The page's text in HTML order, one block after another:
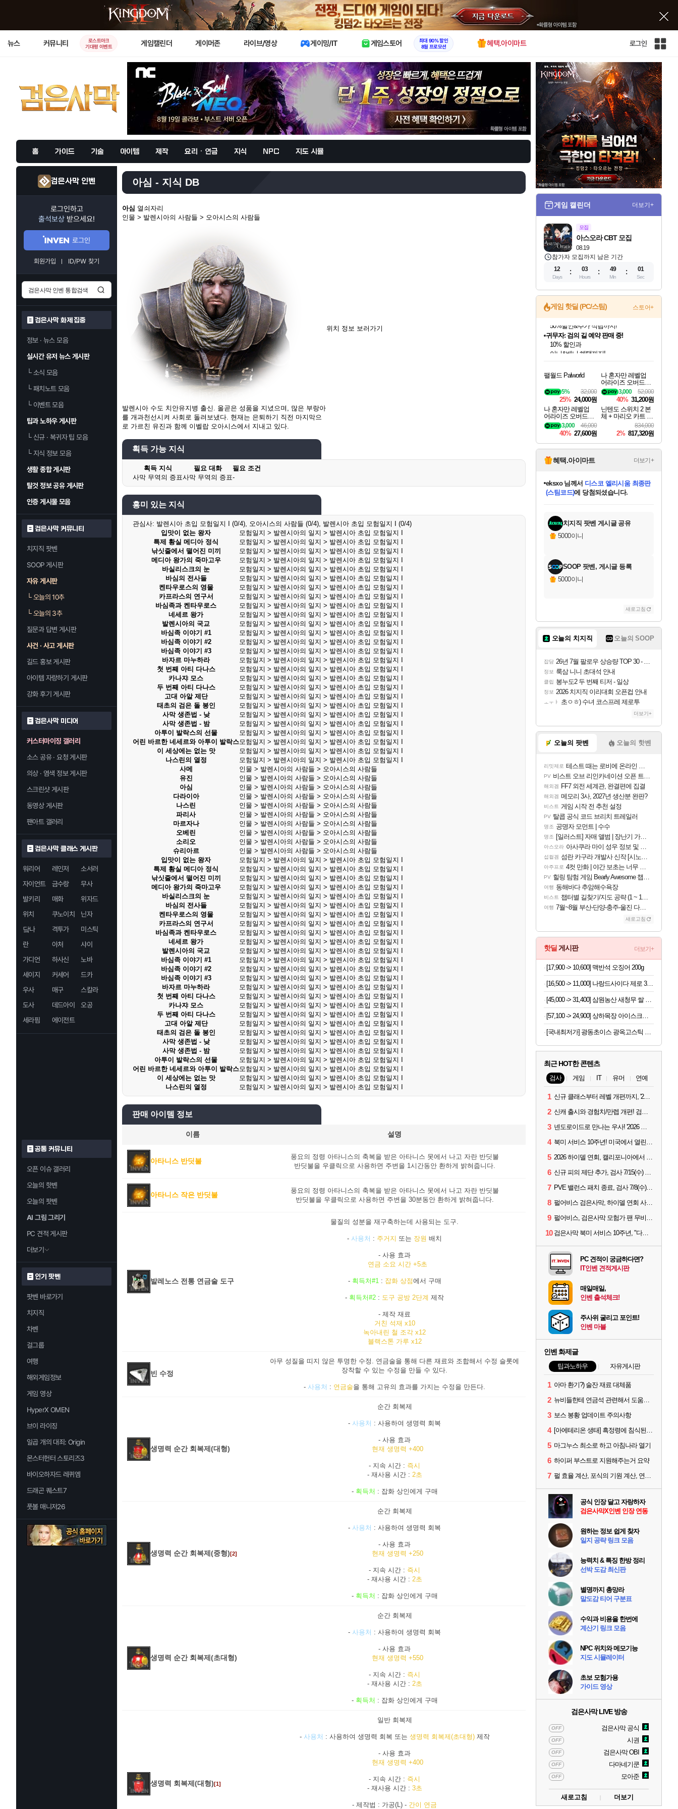
X
뉴스 커뮤니티
로스트아크
기대평 이벤트
게임캘린더 게이머존 라이브/영상 게이밍/IT 게임스토어
최대 90% 할인
8월 프로모션
혜택.아이마트 로그인
인
전
체
사
이
트
맵
홈 가이드 기술 아이템 제작 요리 · 연금 지식 NPC 지도 시뮬
검은사막 인벤
로그인하고
출석보상 받으세요!
로그인
회원가입 ID/PW 찾기
검은사막 화제 집중
정보 · 뉴스 모음
실시간 유저 뉴스 게시판
└소식 모음
└패치노트 모음
└이벤트 모음
팁과 노하우 게시판
└신규 · 복귀자 팁 모음
└지식 정보 모음
생활 종합 게시판
탈것 정보 공유 게시판
인증 게시물 모음
검은사막 커뮤니티
치지직 팟벤
SOOP 게시판
자유 게시판
└오늘의 10추
└오늘의 3추
질문과 답변 게시판
사건 · 사고 게시판
길드 홍보 게시판
아이템 자랑하기 게시판
강화 후기 게시판
검은사막 미디어
커스터마이징 갤러리
소스 공유 · 요청 게시판
의상 · 염색 정보 게시판
스크린샷 게시판
동영상 게시판
팬아트 갤러리
검은사막 클래스 게시판
워리어 레인저
소서러
자이언트
금수랑
무사
발키리
매화
위자드
위치
쿠노이치
닌자
닼나
격투가
미스틱
란
아처
샤이
가디언
하사신
노바
세이지
커세어
드카
우사
매구
스칼라
도사
데드아이
오공
세라핌
에이전트
공통 커뮤니티
오픈 이슈 갤러리
오늘의 핫벤
오늘의 팟벤
AI 그림 그리기
PC 견적 게시판
더보기
인기 팟벤
팟벤 바로가기
치지직
차벤
걸그룹
여행
해외게임정보
게임 영상
HyperX OMEN
브이 라이징
일곱 개의 대죄: Origin
몬스터헌터 스토리즈3
바이오하자드 레퀴엠
드래곤 퀘스트7
풋볼 매니저26
아심 - 지식 DB
아심 열쇠자리
인물 > 발렌시아의 사람들 > 오아시스의 사람들
발렌시아 수도 치안유지병 출신. 올곧은 성품을 지녔으며, 많은 부랑아
를 개과천선시켜 사회로 돌려보냈다. 현재는 은퇴하기 직전 마지막으
로 가르친 유진과 함께 이벨랍 오아시스에서 지내고 있다.
위치 정보 보러가기
획득 가능 지식
획득 지식 필요 대화
필요 조건
사막 무역의 증표사막 무역의 증표-
흥미 있는 지식
관심사: 발렌시아 초입 모험일지 I (0/4), 오아시스의 사람들 (0/4), 발렌시아 초입 모험일지 I (0/4)
입맛이 없는 왕자
모험일지 > 발렌시아의 일지 > 발렌시아 초입 모험일지 I
특제 황실 메디아 정식
모험일지 > 발렌시아의 일지 > 발렌시아 초입 모험일지 I
낚싯줄에서 떨어진 미끼
모험일지 > 발렌시아의 일지 > 발렌시아 초입 모험일지 I
메디아 왕가의 죽마고우
모험일지 > 발렌시아의 일지 > 발렌시아 초입 모험일지 I
바실리스크의 눈
모험일지 > 발렌시아의 일지 > 발렌시아 초입 모험일지 I
바심의 전사들
모험일지 > 발렌시아의 일지 > 발렌시아 초입 모험일지 I
켄타우로스의 영물
모험일지 > 발렌시아의 일지 > 발렌시아 초입 모험일지 I
카프라스의 연구서
모험일지 > 발렌시아의 일지 > 발렌시아 초입 모험일지 I
바심족과 켄타우로스
모험일지 > 발렌시아의 일지 > 발렌시아 초입 모험일지 I
네세르 왕가
모험일지 > 발렌시아의 일지 > 발렌시아 초입 모험일지 I
발렌시아의 국교
모험일지 > 발렌시아의 일지 > 발렌시아 초입 모험일지 I
바심족 이야기 #1
모험일지 > 발렌시아의 일지 > 발렌시아 초입 모험일지 I
바심족 이야기 #2
모험일지 > 발렌시아의 일지 > 발렌시아 초입 모험일지 I
바심족 이야기 #3
모험일지 > 발렌시아의 일지 > 발렌시아 초입 모험일지 I
바자르 마누하라
모험일지 > 발렌시아의 일지 > 발렌시아 초입 모험일지 I
첫 번째 아티 다나스
모험일지 > 발렌시아의 일지 > 발렌시아 초입 모험일지 I
카나쟈 모스
모험일지 > 발렌시아의 일지 > 발렌시아 초입 모험일지 I
두 번째 아티 다나스
모험일지 > 발렌시아의 일지 > 발렌시아 초입 모험일지 I
고대 아알 제단
모험일지 > 발렌시아의 일지 > 발렌시아 초입 모험일지 I
태초의 검은 돌 봉인
모험일지 > 발렌시아의 일지 > 발렌시아 초입 모험일지 I
사막 생존법 - 낮
모험일지 > 발렌시아의 일지 > 발렌시아 초입 모험일지 I
사막 생존법 - 밤
모험일지 > 발렌시아의 일지 > 발렌시아 초입 모험일지 I
아투이 발락스의 선물
모험일지 > 발렌시아의 일지 > 발렌시아 초입 모험일지 I
어린 바르한 네세르와 아투이 발락스모험일지 > 발렌시아의 일지 > 발렌시아 초입 모험일지 I
이 세상에는 없는 맛
모험일지 > 발렌시아의 일지 > 발렌시아 초입 모험일지 I
나스린의 열정
모험일지 > 발렌시아의 일지 > 발렌시아 초입 모험일지 I
사메
인물 > 발렌시아의 사람들 > 오아시스의 사람들
유진
인물 > 발렌시아의 사람들 > 오아시스의 사람들
아심
인물 > 발렌시아의 사람들 > 오아시스의 사람들
다라이아
인물 > 발렌시아의 사람들 > 오아시스의 사람들
나스린
인물 > 발렌시아의 사람들 > 오아시스의 사람들
파리사
인물 > 발렌시아의 사람들 > 오아시스의 사람들
마르자나
인물 > 발렌시아의 사람들 > 오아시스의 사람들
오베린
인물 > 발렌시아의 사람들 > 오아시스의 사람들
소리오
인물 > 발렌시아의 사람들 > 오아시스의 사람들
슈리아르
인물 > 발렌시아의 사람들 > 오아시스의 사람들
입맛이 없는 왕자
모험일지 > 발렌시아의 일지 > 발렌시아 초입 모험일지 I
특제 황실 메디아 정식
모험일지 > 발렌시아의 일지 > 발렌시아 초입 모험일지 I
낚싯줄에서 떨어진 미끼
모험일지 > 발렌시아의 일지 > 발렌시아 초입 모험일지 I
메디아 왕가의 죽마고우
모험일지 > 발렌시아의 일지 > 발렌시아 초입 모험일지 I
바실리스크의 눈
모험일지 > 발렌시아의 일지 > 발렌시아 초입 모험일지 I
바심의 전사들
모험일지 > 발렌시아의 일지 > 발렌시아 초입 모험일지 I
켄타우로스의 영물
모험일지 > 발렌시아의 일지 > 발렌시아 초입 모험일지 I
카프라스의 연구서
모험일지 > 발렌시아의 일지 > 발렌시아 초입 모험일지 I
바심족과 켄타우로스
모험일지 > 발렌시아의 일지 > 발렌시아 초입 모험일지 I
네세르 왕가
모험일지 > 발렌시아의 일지 > 발렌시아 초입 모험일지 I
발렌시아의 국교
모험일지 > 발렌시아의 일지 > 발렌시아 초입 모험일지 I
바심족 이야기 #1
모험일지 > 발렌시아의 일지 > 발렌시아 초입 모험일지 I
바심족 이야기 #2
모험일지 > 발렌시아의 일지 > 발렌시아 초입 모험일지 I
바심족 이야기 #3
모험일지 > 발렌시아의 일지 > 발렌시아 초입 모험일지 I
바자르 마누하라
모험일지 > 발렌시아의 일지 > 발렌시아 초입 모험일지 I
첫 번째 아티 다나스
모험일지 > 발렌시아의 일지 > 발렌시아 초입 모험일지 I
카나쟈 모스
모험일지 > 발렌시아의 일지 > 발렌시아 초입 모험일지 I
두 번째 아티 다나스
모험일지 > 발렌시아의 일지 > 발렌시아 초입 모험일지 I
고대 아알 제단
모험일지 > 발렌시아의 일지 > 발렌시아 초입 모험일지 I
태초의 검은 돌 봉인
모험일지 > 발렌시아의 일지 > 발렌시아 초입 모험일지 I
사막 생존법 - 낮
모험일지 > 발렌시아의 일지 > 발렌시아 초입 모험일지 I
사막 생존법 - 밤
모험일지 > 발렌시아의 일지 > 발렌시아 초입 모험일지 I
아투이 발락스의 선물
모험일지 > 발렌시아의 일지 > 발렌시아 초입 모험일지 I
어린 바르한 네세르와 아투이 발락스모험일지 > 발렌시아의 일지 > 발렌시아 초입 모험일지 I
이 세상에는 없는 맛
모험일지 > 발렌시아의 일지 > 발렌시아 초입 모험일지 I
나스린의 열정
모험일지 > 발렌시아의 일지 > 발렌시아 초입 모험일지 I
판매 아이템 정보
이름 설명
아타니스 반딧불
풍요의 정령 아타니스의 축복을 받은 아타니스 못에서 나고 자란 반딧불
반딧불을 우클릭으로 사용하면 주변을 1시간동안 환하게 밝혀줍니다.
아타니스 작은 반딧불
풍요의 정령 아타니스의 축복을 받은 아타니스 못에서 나고 자란 반딧불
반딧불을 우클릭으로 사용하면 주변을 30분동안 환하게 밝혀줍니다.
발레노스 전통 연금술 도구
물질의 성분을 재구축하는데 사용되는 도구.
- 사용처 : 주거지 또는 장원 배치
- 사용 효과
연금 소요 시간 +5초
- 획득처#1: 잡화 상점에서 구매
- 획득처#2 : 도구 공방 2단계 제작
- 제작 재료
거친 석재 x10
녹아내린 철 조각 x12
블랙스톤 가루 x12
빈 수정
아무 성질을 띠지 않은 투명한 수정. 연금술을 통해 다른 재료와 조합해서 수정 슬롯에
장착할 수 있는 수정을 만들 수 있다.
- 사용처 : 연금술을 통해 고유의 효과를 가지는 수정을 만든다.
생명력 순간 회복제(대형)
순간 회복제
- 사용처 : 사용하여 생명력 회복
- 사용 효과
현재 생명력 +400
- 지속 시간 : 즉시
- 재사용 시간 : 2초
- 획득처 : 잡화 상인에게 구매
생명력 순간 회복제(중형)[2]
순간 회복제
- 사용처 : 사용하여 생명력 회복
- 사용 효과
현재 생명력 +250
- 지속 시간 : 즉시
- 재사용 시간 : 2초
- 획득처 : 잡화 상인에게 구매
생명력 순간 회복제(초대형)
순간 회복제
- 사용처 : 사용하여 생명력 회복
- 사용 효과
현재 생명력 +550
- 지속 시간 : 즉시
- 재사용 시간 : 2초
- 획득처 : 잡화 상인에게 구매
생명력 회복제(대형)[1]
일반 회복제
- 사용처 : 사용하여 생명력 회복 또는 생명력 회복제(초대형)제작
- 사용 효과
현재 생명력 +400
- 지속 시간 : 즉시
- 재사용 시간 : 3초
- 제작법 : 가공(L) - 간이 연금
게임 캘린더 더보기+
모집
08.19
아스오라 CBT 모집
참가자 모집까지 남은 기간
12
Days
03
Hours
49
Min
00
Sec
게임 핫딜 (PC/스팀) 스토어+
최대 90% 할인가를 만나보세요!
네이버혜택과 함께 만나보세요!
50%할인&추가 적립까지!
귀무자: 검의 길 예약 판매 중!
10% 할인과
이니&베니 혜택까지!
네이버 혜택가와 함께 예약하세요!
할인&네이버혜택으로 만나보세요!
네이버페이 혜택과 만나보세요!
40주년 프로모션으로 만나보세요!
네이버 포인트 혜택까지!
할인가에 만나보세요!
일부 에디션 상시 할인!
혜택으로 예약 판매 중
편안하게 충전하세요
팰월드 Palworld
32,000
5%
25% 24,000원
나 혼자만 레벨업
어라이즈 오버드라
이브 디럭스 에디션
Solo Leveling Arise
Overdrive Deluxe Edi
tion
52,000
3,000
40% 31,200원
나 혼자만 레벨업
어라이즈 오버드라
이브 Solo Leveling A
rise
46,000
3,000
40% 27,600원
닌텐도 스위치 2 본
체 + 마리오 카트 월
드 + 포켓몬 포코피
아 번들
834,000
2% 817,320원
혜택.아이마트 더보기+
당첨되셨습니다.
당첨되셨습니다.
eksxo님께서 디스코 엘리시움 최종판
(스팀코드)에 당첨되셨습니다.
당첨되셨습니다.
당첨되셨습니다.
에디션 (스팀코드)를 교환.
당첨되셨습니다.
당첨되셨습니다.
당첨되셨습니다.
당첨되셨습니다.
치지직 팟벤 게시글 공유
5000이니
SOOP 팟벤, 게시글 등록
5000이니
새로고침
오늘의 치지직 오늘의 SOOP
잡담 26년 7월 팔로우 상승량 TOP 30 - 월간 치지직
정보 룩삼 니니 초대석 안내
클립 봉누도2 두 번째 티저 - 일상
정보 2026 치지직 이리대회 오픈컵 안내
ㅗㅜㅑ 초ㅇㅎ) 수녀 코스프레 제로투
더보기+
오늘의 팟벤 오늘의 핫벤
리밋제로 테스트 때는 로비에 온라인 기능이 있는데
PV 비스트 오브 리인카네이션 오픈 트레일러
해외겜 FF7 외전 세계관, 완결편에 집결
해외겜 메모리 3사, 2027년 생산분 완판?
비스트 게임 시작 전 추천 설정
PV 탈콥 공식 코드 브리치 트레일러
명조 공명자 모먼트 | 수수
명조 [일러스트] 자매 앨범 | 장난기 가득한 오후의 공원 (리메이크판)
아스오라 아사쿠라 마이 성우 정보 및 주요 필모
섭컬겜 섬란 카구라 개발사 신작 [시노비 넥서스] 연내 출시 예정
아주프로 4컷 만화 | 야간 보초는 너무 힘들어
PV 힐링 탐험 게임 Bearly Awesome 챕터 1 트레일러
여행 동해바다 추암해수욕장
비스트 챕터별 길찾기/지도 공략 (1 ~ 12장)
여행 7월~8월 부산-단양-충주-울진 다녀왔어요~
새로고침
핫딜 게시판 더보기+
[17,900 -> 10,600] 맥반석 오징어 200g
[16,500 -> 11,000] 나랑드사이다 제로 345ml x 24개
[국내최저가] 광동초이스 광옥고스틱 산삼배양근 30포
최근 HOT한 콘텐츠
검사 게임 IT 유머 연예
1 신규 클래스부터 레벨 개편까지, '2026 검은사막 하이델 연회' 총정리
2 신캐 출시와 경험치/만렙 개편! 검사 2026 하이델 연회 모아보기
3 넨도로이드로 만나는 우사! '2026 하이델 연회' 막바지 깜짝 공개
4 북미 서비스 10주년! 미국에서 열린 '검은사막 하이델 연회'
5 2026 하이델 연회, 캘리포니아에서 개최
6 신규 피의 제단 추가, 검사 7/15(수) 패치 핵심 정리
7 PVE 밸런스 패치 종료, 검사 7/8(수) 패치 핵심 정리
8 펄어비스 검은사막, 하이델 연회 사전 이벤트 시작
9 펄어비스, 검은사막 모험가 팬 무비 '마디걸스' 글로벌 상영회 개최
10 검은사막 북미 서비스 10주년, "다음 10년도 우리만의 액션으로"
PC 견적이 궁금하다면?
IT인벤 견적게시판
매일매일,
인벤 출석체크!
주사위 굴리고 포인트!
인벤 마블
인벤 화제글
팁과노하우 자유게시판
1 아마 환기?) 술잔 재료 대체품
2 뉴비들한테 연금석 관련해서 도움이 될까해서..(벨의심장 등)
3 보스 봉황 업데이트 주의사항
4 [아에테리온 생태] 흑정령에 침식된 검사/용병
5 마그누스 최소로 하고 아침나라 열기
6 하이퍼 부스트로 지원해주는거 요약
7 펄 효율 계산, 포식의 기원 계산, 연금석 계산 사이트 공유
공식 인장 달고 자랑하자
검은사막X인벤 인장 연동
원하는 정보 쉽게 찾자
일지 공략 링크 모음
능력치 & 특징 한방 정리
선박 도감 최신판
별명까지 총망라
말도감 티어 구분표
수익과 비용을 한번에
계산기 링크 모음
NPC 위치와 메모기능
지도 시뮬레이터
초보 모험가용
가이드 영상
검은사막 LIVE 방송
OFF 검은사막 공식
OFF 시권
OFF 검은사막 OBI
OFF 다마네기쿤
OFF 모아준
새로고침 더보기